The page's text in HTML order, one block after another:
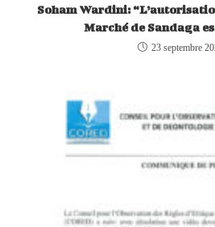
Soham Wardini:
Marché de Sandaga
23 septembre